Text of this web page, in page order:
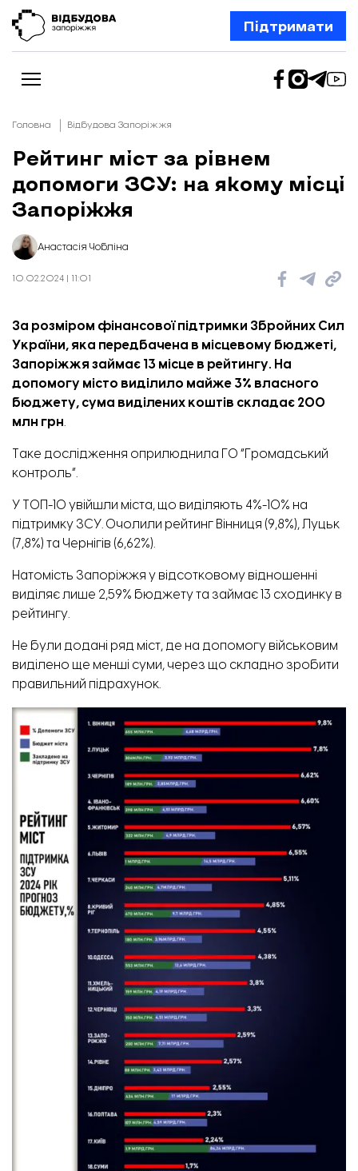
Підтримати
Новини
Відбудова Запоріжжя
Ексклюзив
Шлях додому
Відбудова. Життя
Про нас
Головна Відбудова Запоріжжя
Рейтинг міст за рівнем
допомоги ЗСУ: на якому місці
Запоріжжя
Анастасія Чобліна
10.02.2024 | 11:01
За розміром фінансової підтримки Збройних Сил
України, яка передбачена в місцевому бюджеті,
Запоріжжя займає 13 місце в рейтингу. На
допомогу місто виділило майже 3% власного
бюджету, сума виділених коштів складає 200
млн грн.
Таке дослідження оприлюднила ГО “Громадський
контроль”.
У ТОП-10 увійшли міста, що виділяють 4%-10% на
підтримку ЗСУ. Очолили рейтинг Вінниця (9,8%), Луцьк
(7,8%) та Чернігів (6,62%).
Натомість Запоріжжя у відсотковому відношенні
виділяє лише 2,59% бюджету та займає 13 сходинку в
рейтингу.
Не були додані ряд міст, де на допомогу військовим
виділено ще менші суми, через що складно зробити
правильний підрахунок.